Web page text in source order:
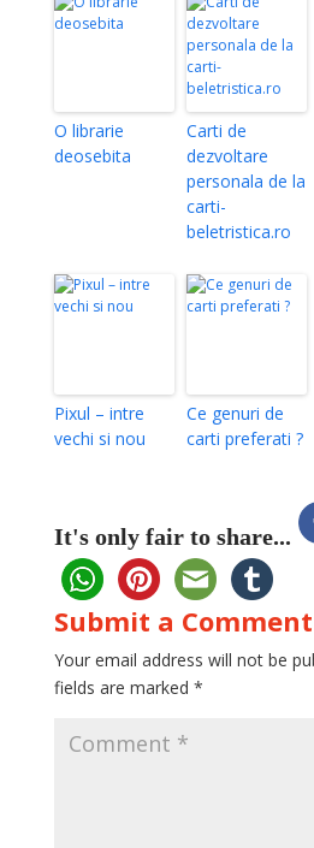
O librarie
deosebita
Carti de
dezvoltare
personala de la
carti-
beletristica.ro
Pixul – intre
vechi si nou
Ce genuri de
carti preferati ?
It's only fair to share...
Submit a Comment
Your email address will not be
fields are marked *